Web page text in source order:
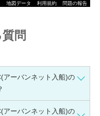
地図データ 利用規約 問題の報告
問
ーバンネット入船)の
ーバンネット入船)の